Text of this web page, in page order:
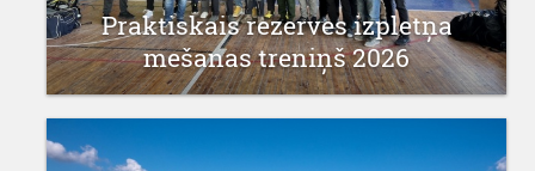
Praktiskais rezerves izpletņa
mešanas treniņš 2026